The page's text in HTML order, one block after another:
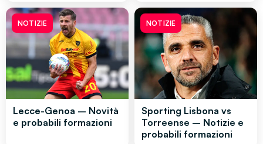
NOTIZIE
Lecce-Genoa – Novità
e probabili formazioni
NOTIZIE
Sporting Lisbona vs
Torreense – Notizie e
probabili formazioni